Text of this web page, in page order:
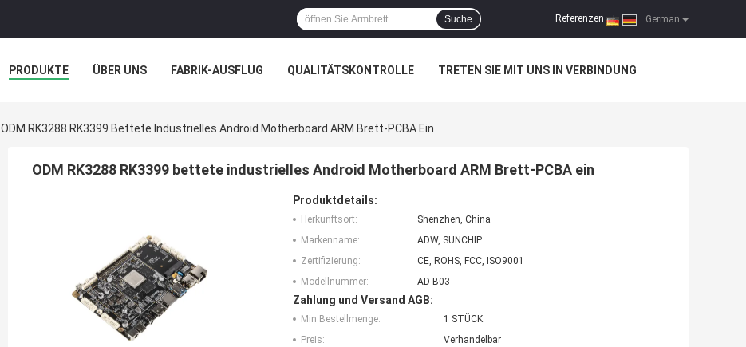
German
Referenzen |
Suche
PRODUKTE ÜBER UNS FABRIK-AUSFLUG QUALITÄTSKONTROLLE TRETEN SIE MIT UNS IN VERBINDUNG
ODM RK3288 RK3399 Bettete Industrielles Android Motherboard ARM Brett-PCBA Ein
ODM RK3288 RK3399 bettete industrielles Android Motherboard ARM Brett-PCBA ein
Produktdetails:
Herkunftsort:
Shenzhen, China
Markenname:
ADW, SUNCHIP
Zertifizierung:
CE, ROHS, FCC, ISO9001
Modellnummer:
AD-B03
Zahlung und Versand AGB:
Min Bestellmenge:
1 STÜCK
Preis:
Verhandelbar